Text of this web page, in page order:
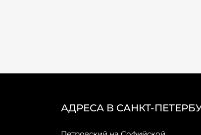
АДРЕСА В САНКТ-